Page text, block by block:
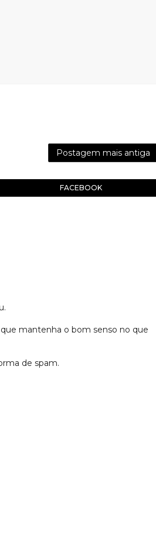
Postagem mais antiga
FACEBOOK
mantenha o bom senso no que
de spam.